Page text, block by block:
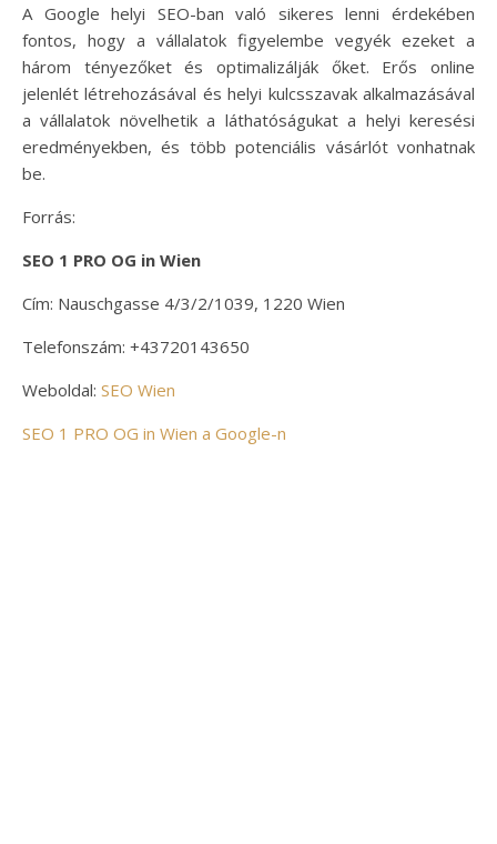
A Google helyi SEO-ban való sikeres lenni érdekében
fontos, hogy a vállalatok figyelembe vegyék ezeket a
három tényezőket és optimalizálják őket. Erős online
jelenlét létrehozásával és helyi kulcsszavak alkalmazásával
a vállalatok növelhetik a láthatóságukat a helyi keresési
eredményekben, és több potenciális vásárlót vonhatnak
be.
Forrás:
SEO 1 PRO OG in Wien
Cím: Nauschgasse 4/3/2/1039, 1220 Wien
Telefonszám: +43720143650
Weboldal: SEO Wien
SEO 1 PRO OG in Wien a Google-n